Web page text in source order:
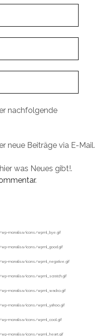
nachfolgende
neue Beiträge via E-Mail.
was Neues gibt!.
.